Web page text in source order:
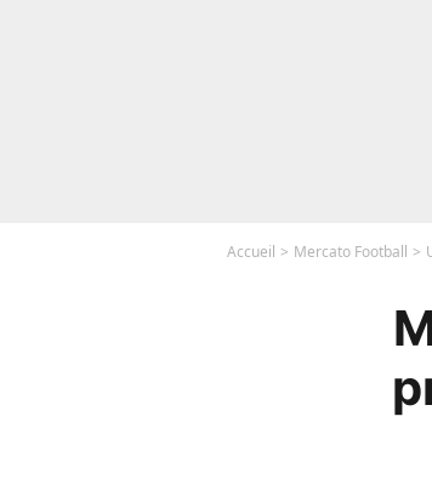
Accueil Mercato Football